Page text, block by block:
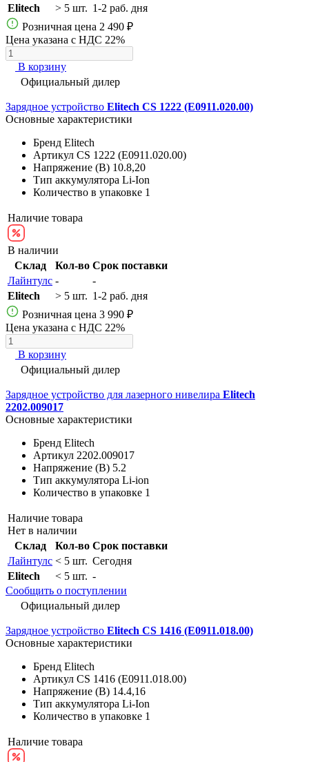
Elitech
> 5 шт. 1-2 раб. дня
Розничная цена 2 490 ₽
Цена указана с НДС 22%
В корзину
Официальный дилер
Зарядное устройство Elitech CS 1222 (E0911.020.00)
Основные характеристики
Бренд Elitech
Артикул CS 1222 (E0911.020.00)
Напряжение (В) 10.8,20
Тип аккумулятора Li-Ion
Количество в упаковке 1
Наличие товара
В наличии
Склад
Кол-во Срок поставки
Лайнтулс -
-
Elitech
> 5 шт. 1-2 раб. дня
Розничная цена 3 990 ₽
Цена указана с НДС 22%
В корзину
Официальный дилер
Зарядное устройство для лазерного нивелира Elitech
2202.009017
Основные характеристики
Бренд Elitech
Артикул 2202.009017
Напряжение (В) 5.2
Тип аккумулятора Li-ion
Количество в упаковке 1
Наличие товара
Нет в наличии
Склад
Кол-во Срок поставки
Лайнтулс < 5 шт. Сегодня
Elitech
< 5 шт. -
Сообщить о поступлении
Официальный дилер
Зарядное устройство Elitech CS 1416 (E0911.018.00)
Основные характеристики
Бренд Elitech
Артикул CS 1416 (E0911.018.00)
Напряжение (В) 14.4,16
Тип аккумулятора Li-Ion
Количество в упаковке 1
Наличие товара